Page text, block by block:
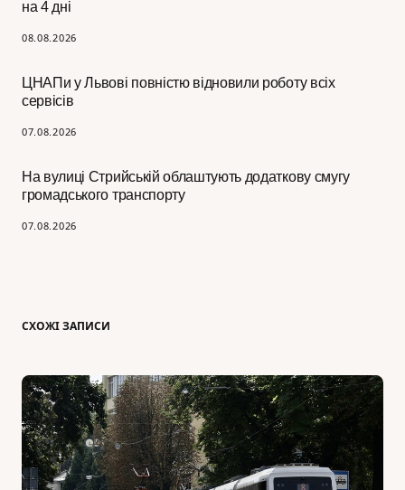
на 4 дні
08.08.2026
ЦНАПи у Львові повністю відновили роботу всіх
сервісів
07.08.2026
На вулиці Стрийській облаштують додаткову смугу
громадського транспорту
07.08.2026
СХОЖІ ЗАПИСИ